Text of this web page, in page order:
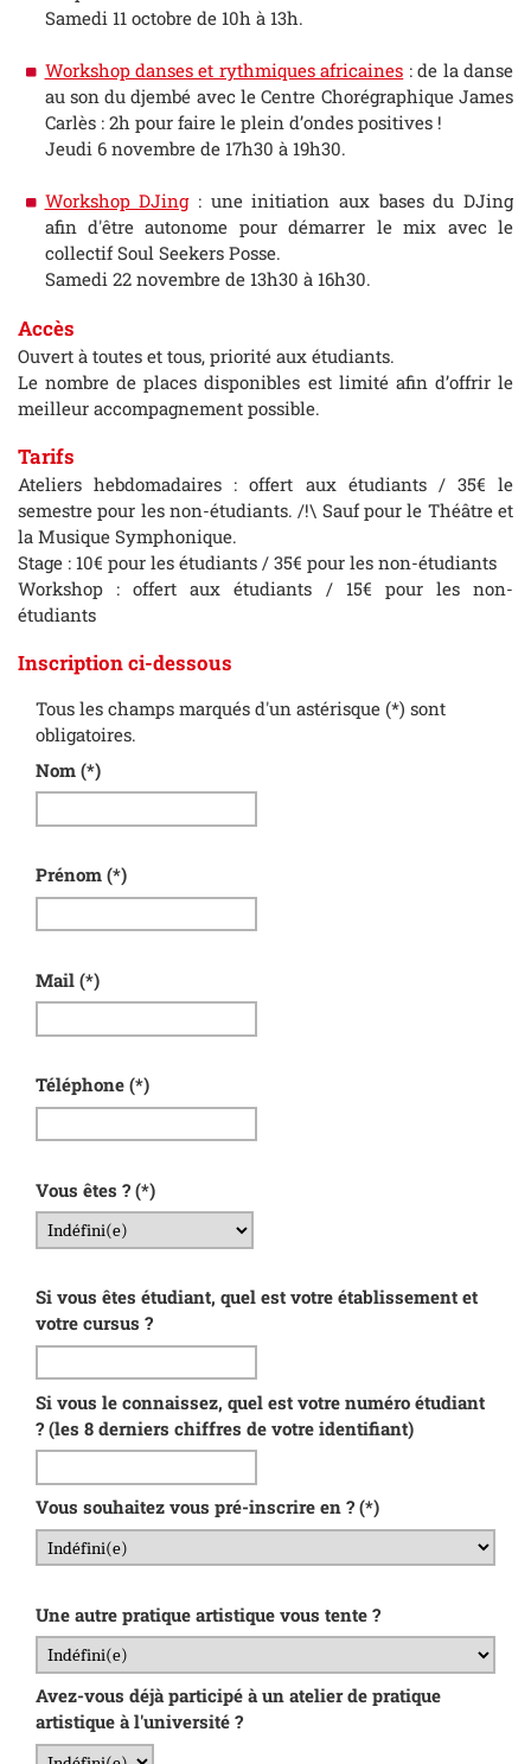
Samedi 11 octobre de 10h à 13h.
Workshop danses et rythmiques africaines : de la danse
au son du djembé avec le Centre Chorégraphique James
Carlès : 2h pour faire le plein d’ondes positives !
Jeudi 6 novembre de 17h30 à 19h30.
Workshop DJing: une initiation aux bases du DJing
afin d'être autonome pour démarrer le mix avec le
collectif Soul Seekers Posse.
Samedi 22 novembre de 13h30 à 16h30.
Accès
Ouvert à toutes et tous, priorité aux étudiants.
Le nombre de places disponibles est limité afin d’offrir le
meilleur accompagnement possible.
Tarifs
Ateliers hebdomadaires : offert aux étudiants / 35€ le
semestre pour les non-étudiants. /!\ Sauf pour le Théâtre et
la Musique Symphonique.
Stage : 10€ pour les étudiants / 35€ pour les non-étudiants
Workshop : offert aux étudiants / 15€ pour les non-
étudiants
Inscription ci-dessous
Tous les champs marqués d'un astérisque (*) sont
obligatoires.
Nom (*)
Prénom (*)
Mail (*)
Téléphone (*)
Vous êtes ? (*)
Si vous êtes étudiant, quel est votre établissement et
votre cursus ?
Si vous le connaissez, quel est votre numéro étudiant
? (les 8 derniers chiffres de votre identifiant)
Vous souhaitez vous pré-inscrire en ? (*)
Une autre pratique artistique vous tente ?
Avez-vous déjà participé à un atelier de pratique
artistique à l'université ?